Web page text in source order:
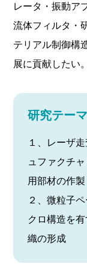
レータ・振動ア
流体フィルタ・
テリアル制御構
展に貢献したい。
研究テーマ
１、レーザ
ュファクチ
用部材の作製
２、微粒子
クロ構造を
織の形成